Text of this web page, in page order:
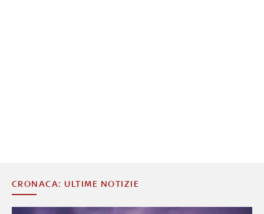
CRONACA: ULTIME NOTIZIE